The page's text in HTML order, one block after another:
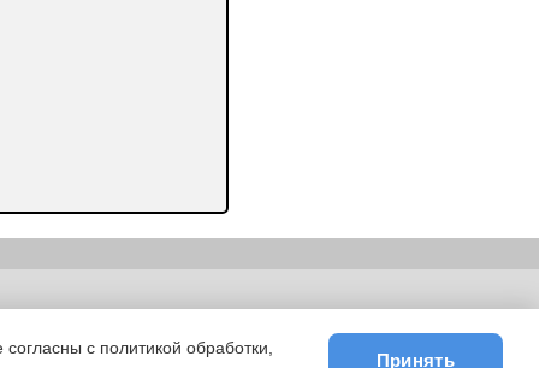
|E-mail
с политикой обработки,
Принять